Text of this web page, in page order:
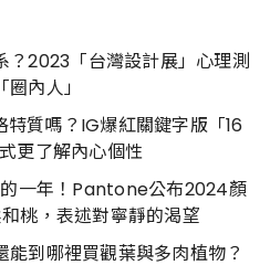
？2023「台灣設計展」心理測
內人」
質嗎？IG爆紅關鍵字版「16
更了解內心個性
一年！Pantone公布2024顏
桃，表述對寧靜的渴望
到哪裡買觀葉與多肉植物？